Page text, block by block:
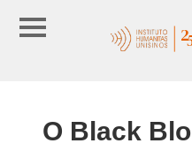
O Black